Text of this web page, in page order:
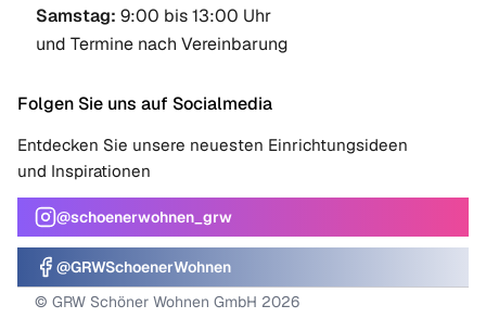
Samstag: 9:00 bis 13:00 Uhr
und Termine nach Vereinbarung
Folgen Sie uns auf Socialmedia
Entdecken Sie unsere neuesten Einrichtungsideen
und Inspirationen
@schoenerwohnen_grw
@GRWSchoenerWohnen
© GRW Schöner Wohnen GmbH 2026